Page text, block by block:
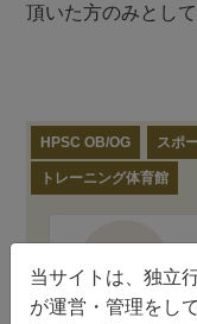
頂いた方のみとして
HPSC OB/OG スポ
トレーニング体育館
当サイトは、独立
が運営・管理をし